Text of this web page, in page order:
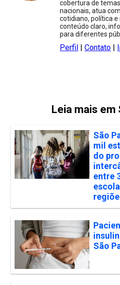
cobertura de
nacionais, atua
cotidiano, política
conteúdo claro,
para diferentes
Perfil |Contato |
Leia mais em
São
mil
do
entre
São